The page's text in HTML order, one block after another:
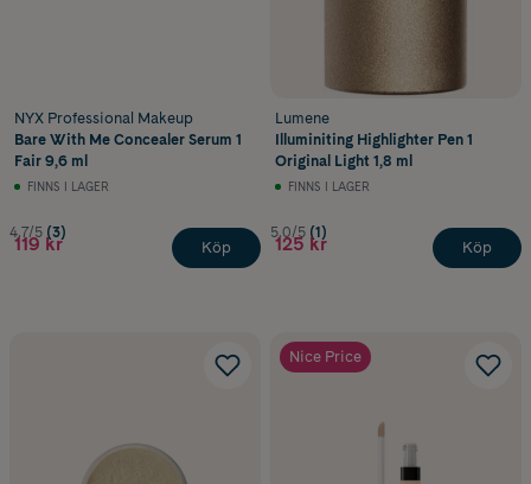
NYX Professional Makeup
Bare With Me Concealer Serum 1
Fair 9,6 ml
FINNS I LAGER
4.7/5 (3)
119 kr Köp
Lumene
Illuminiting Highlighter Pen 1
Original Light 1,8 ml
FINNS I LAGER
5.0/5 (1)
125 kr Köp
Nice Price